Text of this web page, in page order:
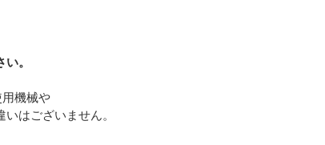
。
機械や
はございません。